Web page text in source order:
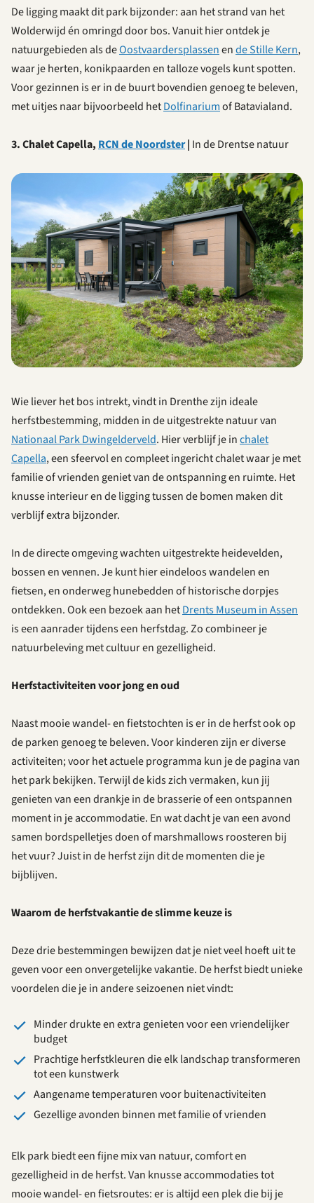
De ligging maakt dit park bijzonder: aan het strand van het
Wolderwijd én omringd door bos. Vanuit hier ontdek je
natuurgebieden als deOostvaardersplassenende Stille Kern,
waar je herten, konikpaarden en talloze vogels kunt spotten.
Voor gezinnen is er in de buurt bovendien genoeg te beleven,
met uitjes naar bijvoorbeeld hetDolfinariumof Batavialand.
3. Chalet Capella, RCN de Noordster| In de Drentse natuur
Wie liever het bos intrekt, vindt in Drenthe zijn ideale
herfstbestemming, midden in de uitgestrekte natuur van
Nationaal Park Dwingelderveld. Hier verblijf je inchalet
Capella, een sfeervol en compleet ingericht chalet waar je met
familie of vrienden geniet van de ontspanning en ruimte. Het
knusse interieur en de ligging tussen de bomen maken dit
verblijf extra bijzonder.
In de directe omgeving wachten uitgestrekte heidevelden,
bossen en vennen. Je kunt hier eindeloos wandelen en
fietsen, en onderweg hunebedden of historische dorpjes
ontdekken. Ook een bezoek aan hetDrents Museum in Assen
is een aanrader tijdens een herfstdag. Zo combineer je
natuurbeleving met cultuur en gezelligheid.
Herfstactiviteiten voor jong en oud
Naast mooie wandel- en fietstochten is er in de herfst ook op
de parken genoeg te beleven. Voor kinderen zijn er diverse
activiteiten; voor het actuele programma kun je de pagina van
het park bekijken. Terwijl de kids zich vermaken, kun jij
genieten van een drankje in de brasserie of een ontspannen
moment in je accommodatie. En wat dacht je van een avond
samen bordspelletjes doen of marshmallows roosteren bij
het vuur? Juist in de herfst zijn dit de momenten die je
bijblijven.
Waarom de herfstvakantie de slimme keuze is
Deze drie bestemmingen bewijzen dat je niet veel hoeft uit te
geven voor een onvergetelijke vakantie. De herfst biedt unieke
voordelen die je in andere seizoenen niet vindt:
Minder drukte en extra genieten voor een vriendelijker
budget
Prachtige herfstkleuren die elk landschap transformeren
tot een kunstwerk
Aangename temperaturen voor buitenactiviteiten
Gezellige avonden binnen met familie of vrienden
Elk park biedt een fijne mix van natuur, comfort en
gezelligheid in de herfst. Van knusse accommodaties tot
mooie wandel- en fietsroutes: er is altijd een plek die bij je